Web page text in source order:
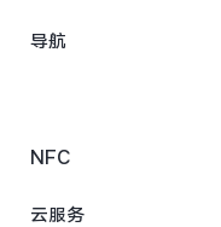
导航
NFC
云服务